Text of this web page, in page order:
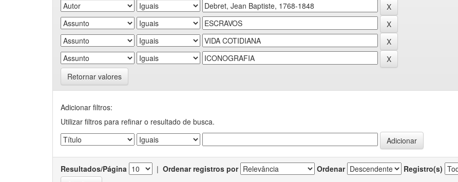
Retornar valores
Adicionar filtros:
Utilizar filtros para refinar o resultado de busca.
Resultados/Página | Ordenar registros por Ordenar Registro(s)